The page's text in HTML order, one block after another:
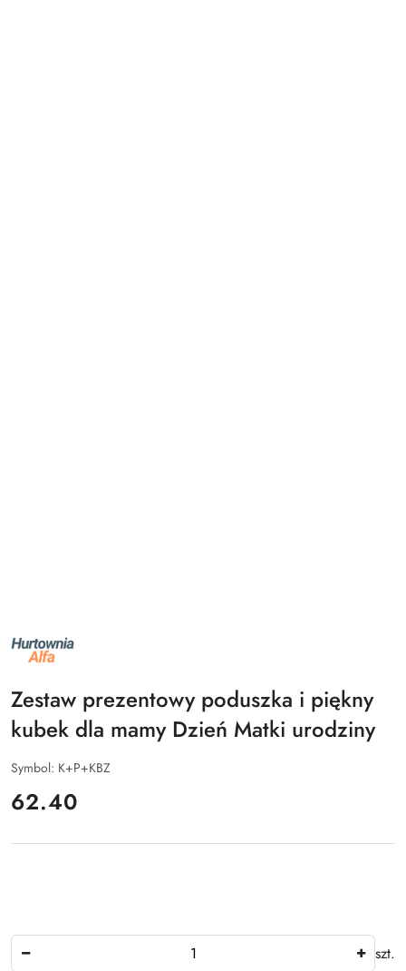
NAZWA
PRODUCENTA:
ALFA
Zestaw prezentowy poduszka i piękny
kubek dla mamy Dzień Matki urodziny
Symbol: K+P+KBZ
cena:
62.40
szt.